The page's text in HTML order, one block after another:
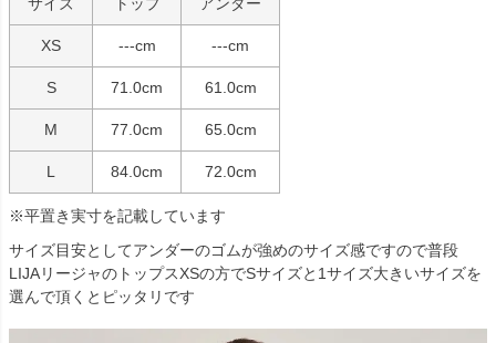
XS ---cm ---cm
S 71.0cm 61.0cm
M 77.0cm 65.0cm
L 84.0cm 72.0cm
※平置き実寸を記載しています
サイズ目安としてアンダーのゴムが強めのサイズ感ですので普段
LIJAリージャのトップスXSの方でSサイズと1サイズ大きいサイズを
選んで頂くとピッタリです